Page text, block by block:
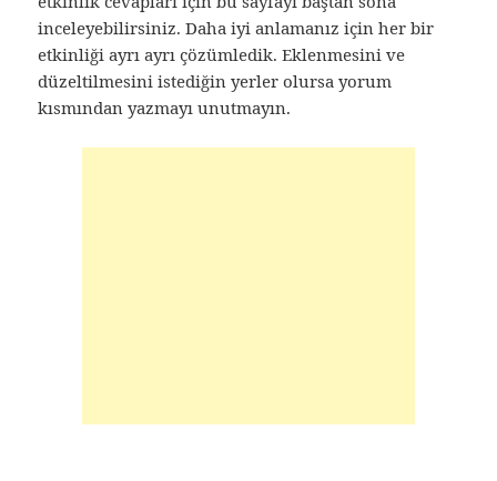
inceleyebilirsiniz. Daha iyi anlamanız için her bir
etkinliği ayrı ayrı çözümledik. Eklenmesini ve
düzeltilmesini istediğin yerler olursa yorum
kısmından yazmayı unutmayın.